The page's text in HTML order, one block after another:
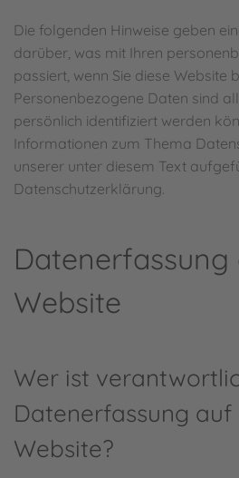
Die folgenden Hinweise geben
darüber, was mit Ihren
passiert, wenn Sie diese Website
Personenbezogene Daten sind
persönlich identifiziert werden
Informationen zum Thema
unserer unter diesem Text
Datenschutzerklärung.
Website
Wer ist
Datenerfassung auf
Website?